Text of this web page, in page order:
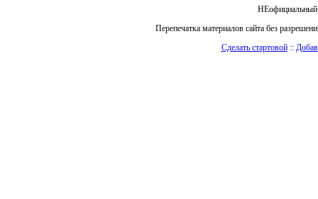
Перепечатка материалов сайта без
Сделать стартовой::